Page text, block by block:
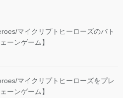
マイクリプトヒーローズのバト
ーンゲーム】
マイクリプトヒーローズをプレ
ーンゲーム】